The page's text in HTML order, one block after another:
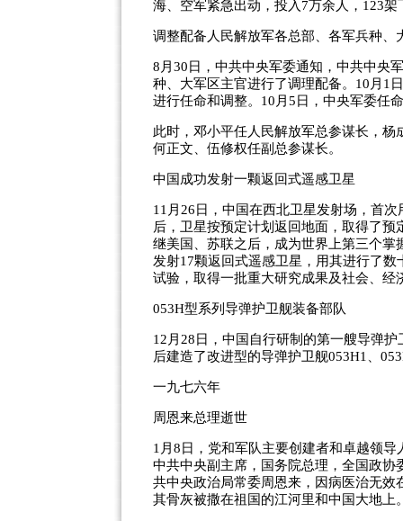
海、空军紧急出动，投入7万余人，123
调整配备人民解放军各总部、各军兵种、
8月30日，中共中央军委通知，中共中央
种、大军区主官进行了调理配备。10月1
进行任命和调整。10月5日，中央军委任
此时，邓小平任人民解放军总参谋长，
何正文、伍修权任副总参谋长。
中国成功发射一颗返回式遥感卫星
11月26日，中国在西北卫星发射场，首
后，卫星按预定计划返回地面，取得了
继美国、苏联之后，成为世界上第三个掌
发射17颗返回式遥感卫星，用其进行了
试验，取得一批重大研究成果及社会、经
053H型系列导弹护卫舰装备部队
12月28日，中国自行研制的第一艘导弹
后建造了改进型的导弹护卫舰053H1、
一九七六年
周恩来总理逝世
1月8日，党和军队主要创建者和卓越领
中共中央副主席，国务院总理，全国政
共中央政治局常委周恩来，因病医治无
其骨灰被撒在祖国的江河里和中国大地上